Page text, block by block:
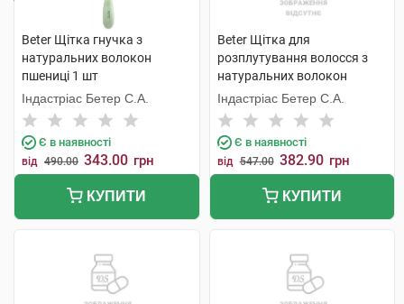
Beter Щітка гнучка з
натуральних волокон
пшениці 1 шт
Індастріас Бетер С.А.
Є в наявності
від 490.00 343.00 грн
КУПИТИ
Beter Щітка для
розплутування волосся з
натуральних волокон
пшениці 1 шт
Індастріас Бетер С.А.
Є в наявності
від 547.00 382.90 грн
КУПИТИ